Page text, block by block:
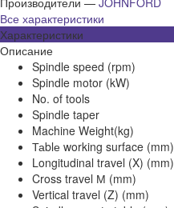
Все характеристики
Характеристики
Описание
Spindle speed (rpm)
Spindle motor (kW)
No. of tools
Spindle taper
Machine Weight(kg)
Таblе working surface (mm)
Longitudinal travel (X) (mm)
Cross travel М (mm)
Vertical travel (Z) (mm)